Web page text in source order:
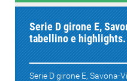
Serie D girone E,
tabellino e
Serie D girone E, Savona-